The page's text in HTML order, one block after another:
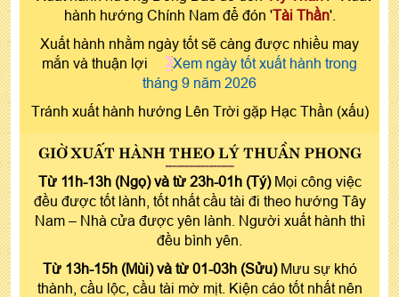
hành hướng Chính Nam để đón 'Tài Thần'.
Xuất hành nhằm ngày tốt sẽ càng được nhiều may
mắn và thuận lợi
Xem ngày tốt xuất hành trong
tháng 9 năm 2026
Tránh xuất hành hướng Lên Trời gặp Hạc Thần (xấu)
GIỜ XUẤT HÀNH THEO LÝ THUẦN PHONG
Từ 11h-13h (Ngọ) và từ 23h-01h (Tý) Mọi công việc
đều được tốt lành, tốt nhất cầu tài đi theo hướng Tây
Nam – Nhà cửa được yên lành. Người xuất hành thì
đều bình yên.
Từ 13h-15h (Mùi) và từ 01-03h (Sửu) Mưu sự khó
thành, cầu lộc, cầu tài mờ mịt. Kiện cáo tốt nhất nên